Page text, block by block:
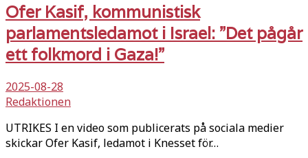
Ofer Kasif, kommunistisk
parlamentsledamot i Israel: ”Det pågår
ett folkmord i Gaza!”
2025-08-28
Redaktionen
UTRIKES I en video som publicerats på sociala medier
skickar Ofer Kasif, ledamot i Knesset för…